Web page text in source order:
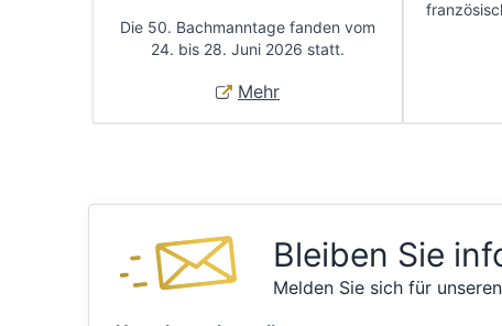
Die 50. Bachmanntage fanden vom
24. bis 28. Juni 2026 statt.
Mehr
Bleiben Sie
Melden Sie sich für